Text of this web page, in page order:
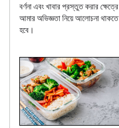
বর্ণনা এবং খাবার প্রস্তুত করার ক্ষেত্রে
আমার অভিজ্ঞতা নিয়ে আলোচনা থাকতে
হবে।